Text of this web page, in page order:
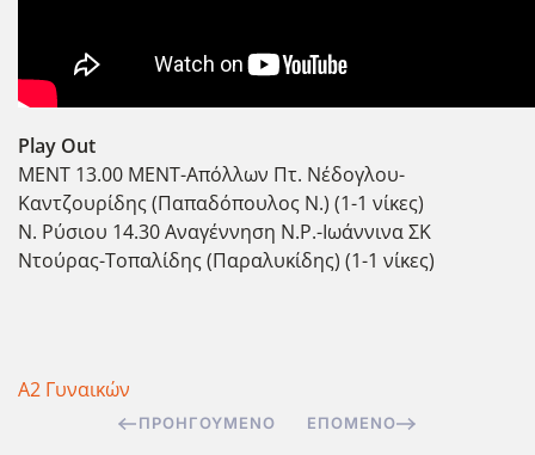
Play Out
ΜΕΝΤ 13.00 ΜΕΝΤ-Απόλλων Πτ. Νέδογλου-
Καντζουρίδης (Παπαδόπουλος Ν.) (1-1 νίκες)
Ν. Ρύσιου 14.30 Αναγέννηση Ν.Ρ.-Ιωάννινα ΣΚ
Ντούρας-Τοπαλίδης (Παραλυκίδης) (1-1 νίκες)
Α2 Γυναικών
ΠΡΟΗΓΟΎΜΕΝΟ ΕΠΌΜΕΝΟ